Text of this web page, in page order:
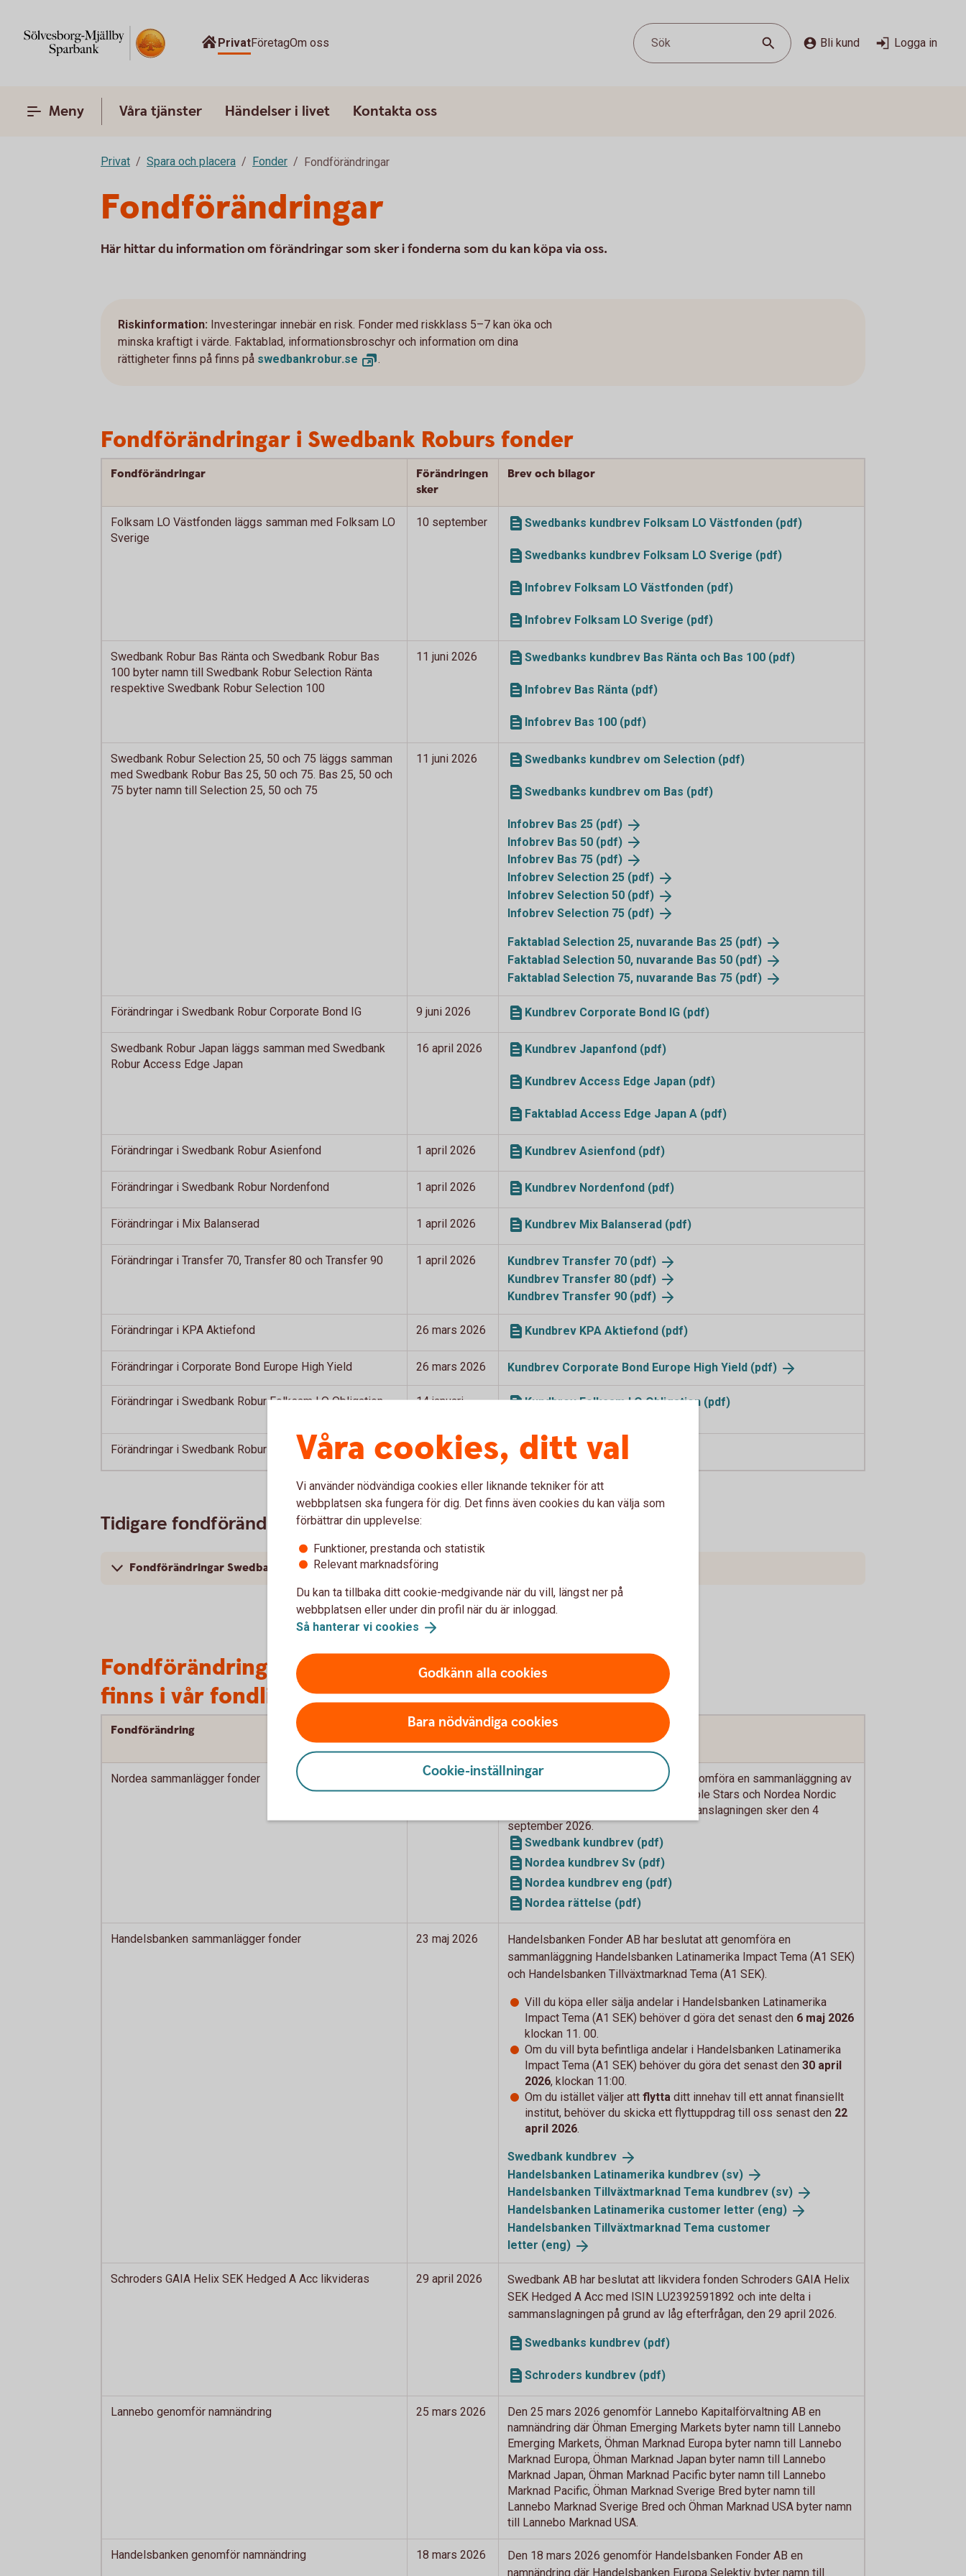
PrivatFöretagOm oss Sök Bli kund Logga in
Meny Våra tjänster Händelser i livet Kontakta oss
Privat Spara och placera Fonder Fondförändringar
Fondförändringar
Här hittar du information om förändringar som sker i fonderna som du kan köpa via oss.
Riskinformation: Investeringar innebär en risk. Fonder med riskklass 5–7 kan öka och
minska kraftigt i värde. Faktablad, informationsbroschyr och information om dina
rättigheter finns på finns på swedbankrobur.se .
Fondförändringar i Swedbank Roburs fonder
Fondförändringar
Förändringen
sker
Brev och bilagor
Folksam LO Västfonden läggs samman med Folksam LO
Sverige
10 september Swedbanks kundbrev Folksam LO Västfonden (pdf)
Swedbanks kundbrev Folksam LO Sverige (pdf)
Infobrev Folksam LO Västfonden (pdf)
Infobrev Folksam LO Sverige (pdf)
Swedbank Robur Bas Ränta och Swedbank Robur Bas
100 byter namn till Swedbank Robur Selection Ränta
respektive Swedbank Robur Selection 100
11 juni 2026 Swedbanks kundbrev Bas Ränta och Bas 100 (pdf)
Infobrev Bas Ränta (pdf)
Infobrev Bas 100 (pdf)
Swedbank Robur Selection 25, 50 och 75 läggs samman
med Swedbank Robur Bas 25, 50 och 75. Bas 25, 50 och
75 byter namn till Selection 25, 50 och 75
11 juni 2026 Swedbanks kundbrev om Selection (pdf)
Swedbanks kundbrev om Bas (pdf)
Infobrev Bas 25 (pdf)
Infobrev Bas 50 (pdf)
Infobrev Bas 75 (pdf)
Infobrev Selection 25 (pdf)
Infobrev Selection 50 (pdf)
Infobrev Selection 75 (pdf)
Faktablad Selection 25, nuvarande Bas 25 (pdf)
Faktablad Selection 50, nuvarande Bas 50 (pdf)
Faktablad Selection 75, nuvarande Bas 75 (pdf)
Förändringar i Swedbank Robur Corporate Bond IG 9 juni 2026 Kundbrev Corporate Bond IG (pdf)
Swedbank Robur Japan läggs samman med Swedbank
Robur Access Edge Japan
16 april 2026 Kundbrev Japanfond (pdf)
Kundbrev Access Edge Japan (pdf)
Faktablad Access Edge Japan A (pdf)
Förändringar i Swedbank Robur Asienfond 1 april 2026 Kundbrev Asienfond (pdf)
Förändringar i Swedbank Robur Nordenfond 1 april 2026 Kundbrev Nordenfond (pdf)
Förändringar i Mix Balanserad 1 april 2026 Kundbrev Mix Balanserad (pdf)
Förändringar i Transfer 70, Transfer 80 och Transfer 90 1 april 2026 Kundbrev Transfer 70 (pdf)
Kundbrev Transfer 80 (pdf)
Kundbrev Transfer 90 (pdf)
Förändringar i KPA Aktiefond 26 mars 2026 Kundbrev KPA Aktiefond (pdf)
Förändringar i Corporate Bond Europe High Yield 26 mars 2026 Kundbrev Corporate Bond Europe High Yield (pdf)
Förändringar i Swedbank Robur Folksam LO Obligation
14 januari
Kundbrev Folksam LO Obligation (pdf)
Förändringar i Swedbank Robur Access Asien 7 januari 2026 Kundbrev Access Asien (pdf)
Tidigare fondförändringar Swedbank Robur
Fondförändringar Swedbank Robur
Fondförändringar i fonder från fondbolag som
finns i vår fondlista
Fondförändring
Förändringen
sker
Brev och bilagor
Nordea sammanlägger fonder
4 september
2026
Nordea Fonder AB har beslutat att genomföra en sammanläggning av
fonderna, Nordea Innovation Sustainable Stars och Nordea Nordic
Fund med ISIN FI0008813399. Sammanslagningen sker den 4
september 2026.
Swedbank kundbrev (pdf)
Nordea kundbrev Sv (pdf)
Nordea kundbrev eng (pdf)
Nordea rättelse (pdf)
Handelsbanken sammanlägger fonder 23 maj 2026
Handelsbanken Fonder AB har beslutat att genomföra en
sammanläggning Handelsbanken Latinamerika Impact Tema (A1 SEK)
och Handelsbanken Tillväxtmarknad Tema (A1 SEK).
Vill du köpa eller sälja andelar i Handelsbanken Latinamerika
Impact Tema (A1 SEK) behöver d göra det senast den 6 maj 2026
klockan 11. 00.
Om du vill byta befintliga andelar i Handelsbanken Latinamerika
Impact Tema (A1 SEK) behöver du göra det senast den 30 april
2026, klockan 11:00.
Om du istället väljer att flytta ditt innehav till ett annat finansiellt
institut, behöver du skicka ett flyttuppdrag till oss senast den 22
april 2026.
Swedbank kundbrev
Handelsbanken Latinamerika kundbrev (sv)
Handelsbanken Tillväxtmarknad Tema kundbrev (sv)
Handelsbanken Latinamerika customer letter (eng)
Handelsbanken Tillväxtmarknad Tema customer
letter (eng)
Schroders GAIA Helix SEK Hedged A Acc likvideras 29 april 2026
Swedbank AB har beslutat att likvidera fonden Schroders GAIA Helix
SEK Hedged A Acc med ISIN LU2392591892 och inte delta i
sammanslagningen på grund av låg efterfrågan, den 29 april 2026.
Swedbanks kundbrev (pdf)
Schroders kundbrev (pdf)
Lannebo genomför namnändring 25 mars 2026
Den 25 mars 2026 genomför Lannebo Kapitalförvaltning AB en
namnändring där Öhman Emerging Markets byter namn till Lannebo
Emerging Markets, Öhman Marknad Europa byter namn till Lannebo
Marknad Europa, Öhman Marknad Japan byter namn till Lannebo
Marknad Japan, Öhman Marknad Pacific byter namn till Lannebo
Marknad Pacific, Öhman Marknad Sverige Bred byter namn till
Lannebo Marknad Sverige Bred och Öhman Marknad USA byter namn
till Lannebo Marknad USA.
Handelsbanken genomför namnändring 18 mars 2026
Den 18 mars 2026 genomför Handelsbanken Fonder AB en
namnändring där Handelsbanken Europa Selektiv byter namn till
Våra cookies, ditt val
Vi använder nödvändiga cookies eller liknande tekniker för att
webbplatsen ska fungera för dig. Det finns även cookies du kan välja som
förbättrar din upplevelse:
Funktioner, prestanda och statistik
Relevant marknadsföring
Du kan ta tillbaka ditt cookie-medgivande när du vill, längst ner på
webbplatsen eller under din profil när du är inloggad.
Så hanterar vi cookies
Godkänn alla cookies
Bara nödvändiga cookies
Cookie-inställningar